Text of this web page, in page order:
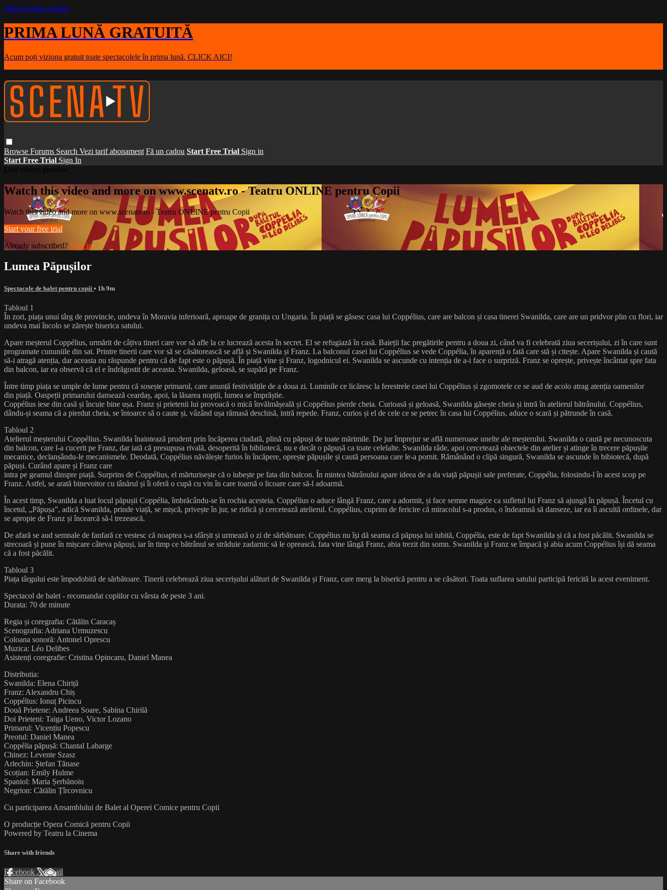
Skip to main content
PRIMA LUNĂ GRATUITĂ
Acum poți viziona gratuit toate spectacolele în prima lună. CLICK AICI!
Browse Forums Search Vezi tarif abonament Fă un cadou Start Free Trial Sign in
Start Free Trial Sign In
Watch this video and more on www.scenatv.ro - Teatru ONLINE pentru Copii
Watch this video and more on www.scenatv.ro - Teatru ONLINE pentru Copii
Start your free trial
Already subscribed? Sign in
Lumea Păpușilor
Spectacole de balet pentru copii • 1h 9m
Tabloul 1
În zori, piața unui târg de provincie, undeva în Moravia inferioară, aproape de granița cu Ungaria. În piață se găsesc casa lui Coppélius, care are balcon și casa tinerei Swanilda, care are un pridvor plin cu flori, iar
undeva mai încolo se zărește biserica satului.
Apare meșterul Coppélius, urmărit de câțiva tineri care vor să afle la ce lucrează acesta în secret. El se refugiază în casă. Baieții fac pregătirile pentru a doua zi, când va fi celebrată ziua secerișului, zi în care sunt
programate cununiile din sat. Printre tinerii care vor să se căsătorească se află și Swanilda și Franz. La balconul casei lui Coppélius se vede Coppélia, în aparență o fată care stă și citește. Apare Swanilda și caută
să-i atragă atenția, dar aceasta nu răspunde pentru că de fapt este o păpușă. În piață vine și Franz, logodnicul ei. Swanilda se ascunde cu intenția de a-i face o surpriză. Franz se oprește, privește încântat spre fata
din balcon, iar ea observă că el e îndrăgostit de aceasta. Swanilda, geloasă, se supără pe Franz.
Între timp piața se umple de lume pentru că sosește primarul, care anunță festivitățile de a doua zi. Luminile ce licăresc la ferestrele casei lui Coppélius și zgomotele ce se aud de acolo atrag atenția oamenilor
din piață. Oaspeții primarului dansează ceardaș, apoi, la lăsarea nopții, lumea se împrăștie.
Coppélius iese din casă și încuie bine ușa. Franz și prietenii lui provoacă o mică învălmășeală și Coppélius pierde cheia. Curioasă și geloasă, Swanilda găsește cheia și intră în atelierul bătrânului. Coppélius,
dându-și seama că a pierdut cheia, se întoarce să o caute și, vâzând ușa rămasă deschisă, intră repede. Franz, curios și el de cele ce se petrec în casa lui Coppélius, aduce o scară și pătrunde în casă.
Tabloul 2
Atelierul meșterului Coppélius. Swanilda înaintează prudent prin încăperea ciudată, plină cu păpuși de toate mărimile. De jur împrejur se află numeroase unelte ale meșterului. Swanilda o caută pe necunoscuta
din balcon, care l-a cucerit pe Franz, dar iată că presupusa rivală, desoperită în bibliotecă, nu e decât o păpușă ca toate celelalte. Swanilda râde, apoi cercetează obiectele din atelier și atinge în trecere păpușile
mecanice, declanșându-le mecanismele. Deodată, Coppélius năvălește furios în încăpere, oprește păpușile și caută persoana care le-a pornit. Rămânând o clipă singură, Swanilda se ascunde în bibiotecă, după
păpuși. Curând apare și Franz care
intra pe geamul dinspre piață. Surprins de Coppélius, el mărturisește că o iubește pe fata din balcon. În mintea bătrânului apare ideea de a da viață păpușii sale preferate, Coppélia, folosindu-l în acest scop pe
Franz. Astfel, se arată binevoitor cu tânărul și îi oferă o cupă cu vin în care toarnă o licoare care să-l adoarmă.
În acest timp, Swanilda a luat locul păpușii Coppélia, îmbrăcându-se în rochia acesteia. Coppélius o aduce lângă Franz, care a adormit, și face semne magice ca sufletul lui Franz să ajungă în păpușă. Încetul cu
încetul, „Păpușa”, adică Swanilda, prinde viață, se mișcă, privește în jur, se ridică și cercetează atelierul. Coppélius, cuprins de fericire că miracolul s-a produs, o îndeamnă să danseze, iar ea îi ascultă ordinele, dar
se apropie de Franz și încearcă să-l trezească.
De afară se aud semnale de fanfară ce vestesc că noaptea s-a sfârșit și urmează o zi de sărbătoare. Coppélius nu își dă seama că păpușa lui iubită, Coppélia, este de fapt Swanilda și că a fost păcălit. Swanilda se
strecoară și pune în mișcare câteva păpuși, iar în timp ce bătrânul se străduie zadarnic să le oprească, fata vine lângă Franz, abia trezit din somn. Swanilda și Franz se împacă și abia acum Coppélius își dă seama
că a fost păcălit.
Tabloul 3
Piața târgului este împodobită de sărbătoare. Tinerii celebrează ziua secerișului alături de Swanilda și Franz, care merg la biserică pentru a se căsători. Toata suflarea satului participă fericită la acest eveniment.
Spectacol de balet - recomandat copiilor cu vârsta de peste 3 ani.
Durata: 70 de minute
Regia și coregrafia: Cătălin Caracaș
Scenografia: Adriana Urmuzescu
Coloana sonoră: Antonel Oprescu
Muzica: Léo Delibes
Asistenți coregrafie: Cristina Opincaru, Daniel Manea
Distributia:
Swanilda: Elena Chiriță
Franz: Alexandru Chiș
Coppélius: Ionuț Picincu
Două Prietene: Andreea Soare, Sabina Chirilă
Doi Prieteni: Taiga Ueno, Victor Lozano
Primarul: Vicențiu Popescu
Preotul: Daniel Manea
Coppélia păpușă: Chantal Labarge
Chinez: Levente Szasz
Arlechin: Ștefan Tănase
Scoțian: Emily Hulme
Spaniol: Maria Șerbănoiu
Negrion: Cătălin Țîrcovnicu
Cu participarea Ansamblului de Balet al Operei Comice pentru Copii
O producție Opera Comică pentru Copii
Powered by Teatru la Cinema
Share with friends
Facebook XEmail
Share on Facebook